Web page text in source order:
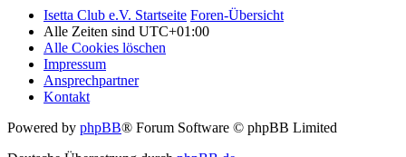
Isetta Club e.V. Startseite Foren-Übersicht
Alle Zeiten sind UTC+01:00
Alle Cookies löschen
Impressum
Ansprechpartner
Kontakt
Powered by phpBB® Forum Software © phpBB Limited